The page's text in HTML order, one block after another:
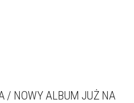
/ NOWY ALBUM JUŻ NA